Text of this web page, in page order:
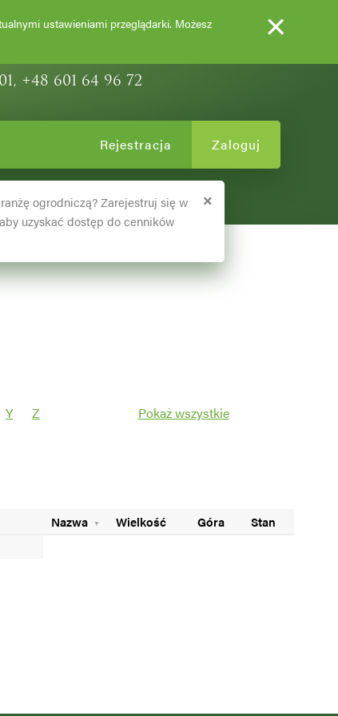
OZDOBNE
+48 601 64 96 72
Zaloguj
Rejestracja
ogrodniczą? Zarejestruj się w
uzyskać dostęp do cenników
×
Y Z Pokaż wszystkie
Nazwa Wielkość Góra Stan
ustawieniami przeglądarki. Możesz
×